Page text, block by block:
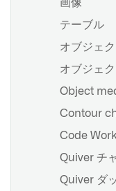
分析の最適
Contour
Contour
用量
オブジェ
列データ
time
time
ムする
time series
概要
固定
トラブル
ド
概要
はじめに
ブランチ
インポー
のブラン
画像
テーブル
オブジェ
オブジェ
Object
Contour
Code
Quiver チ
Quiver ダ